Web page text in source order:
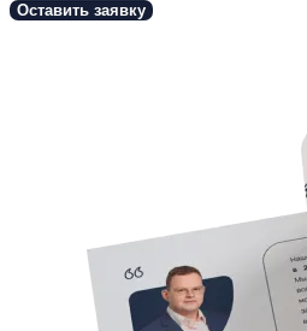
Оставить заявку